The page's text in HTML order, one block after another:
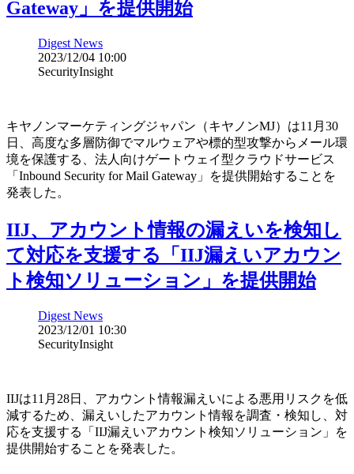
Gateway」を提供開始
Digest News
2023/12/04 10:00
SecurityInsight
キヤノンマーケティングジャパン（キヤノンMJ）は11月30
日、高度な多層防御でマルウェアや標的型攻撃からメール環
境を保護する、法人向けゲートウェイ型クラウドサービス
「Inbound Security for Mail Gateway」を提供開始することを
発表した。
IIJ、アカウント情報の漏えいを検知し
て対応を支援する「IIJ漏えいアカウン
ト検知ソリューション」を提供開始
Digest News
2023/12/01 10:30
SecurityInsight
IIJは11月28日、アカウント情報漏えいによる悪用リスクを低
減するため、漏えいしたアカウント情報を調査・検知し、対
応を支援する「IIJ漏えいアカウント検知ソリューション」を
提供開始することを発表した。